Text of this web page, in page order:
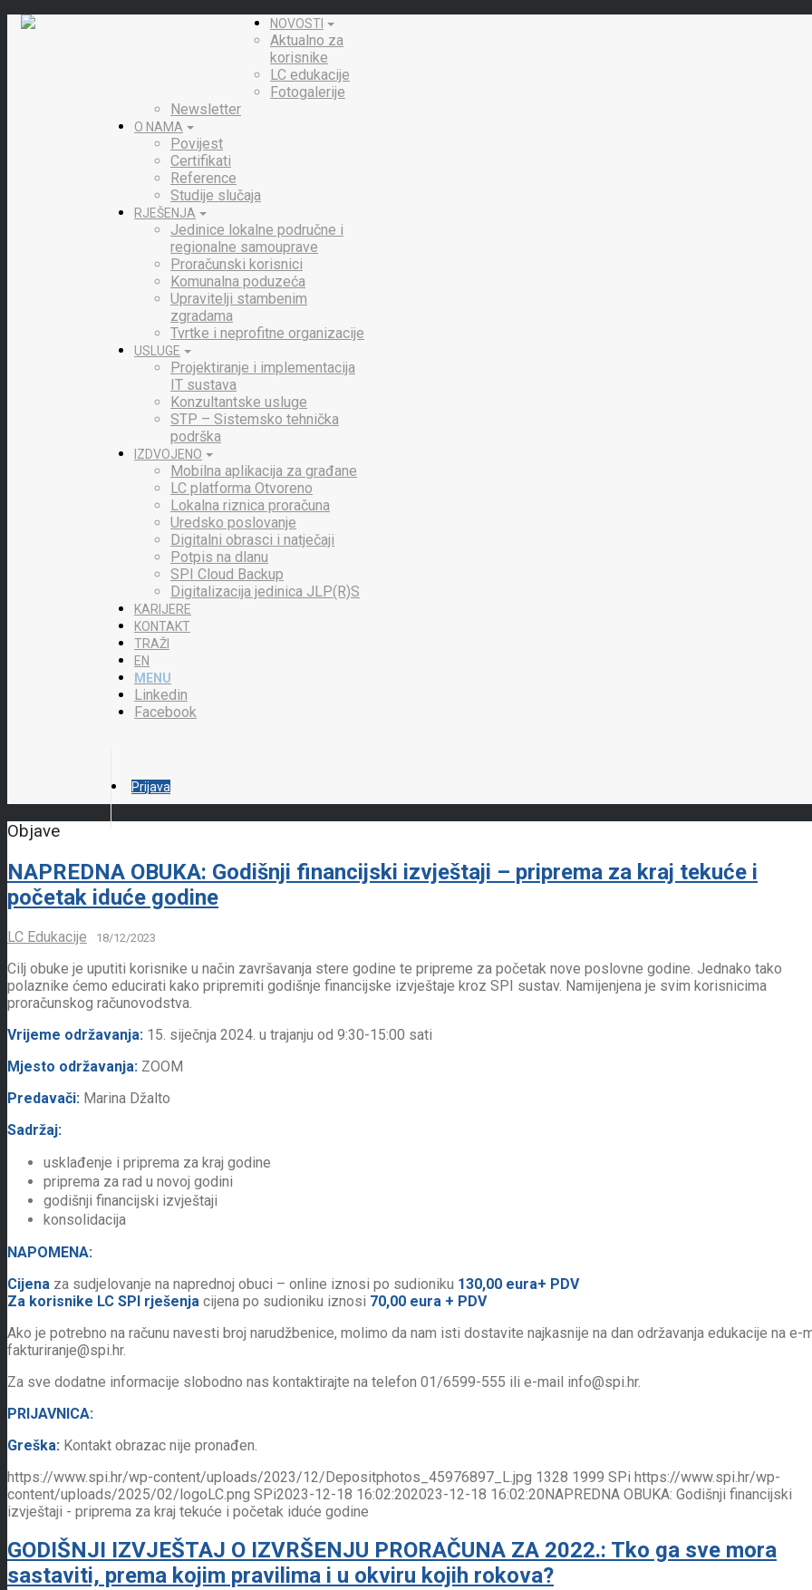
NOVOSTI
Aktualno za
korisnike
LC edukacije
Fotogalerije
Newsletter
O NAMA
Povijest
Certifikati
Reference
Studije slučaja
RJEŠENJA
Jedinice lokalne područne i
regionalne samouprave
Proračunski korisnici
Komunalna poduzeća
Upravitelji stambenim
zgradama
Tvrtke i neprofitne organizacije
USLUGE
Projektiranje i implementacija
IT sustava
Konzultantske usluge
STP – Sistemsko tehnička
podrška
IZDVOJENO
Mobilna aplikacija za građane
LC platforma Otvoreno
Lokalna riznica proračuna
Uredsko poslovanje
Digitalni obrasci i natječaji
Potpis na dlanu
SPI Cloud Backup
Digitalizacija jedinica JLP(R)S
KARIJERE
KONTAKT
TRAŽI
EN
MENU
Linkedin
Facebook
Prijava
Objave
NAPREDNA OBUKA: Godišnji financijski izvještaji – priprema za kraj tekuće i
početak iduće godine
LC Edukacije 18/12/2023
Cilj obuke je uputiti korisnike u način završavanja stere godine te pripreme za početak nove poslovne godine. Jednako tako
polaznike ćemo educirati kako pripremiti godišnje financijske izvještaje kroz SPI sustav. Namijenjena je svim korisnicima
proračunskog računovodstva.
Vrijeme održavanja: 15. siječnja 2024. u trajanju od 9:30-15:00 sati
Mjesto održavanja: ZOOM
Predavači: Marina Džalto
Sadržaj:
usklađenje i priprema za kraj godine
priprema za rad u novoj godini
godišnji financijski izvještaji
konsolidacija
NAPOMENA:
Cijena za sudjelovanje na naprednoj obuci – online iznosi po sudioniku 130,00 eura+ PDV
Za korisnike LC SPI rješenja cijena po sudioniku iznosi 70,00 eura + PDV
Ako je potrebno na računu navesti broj narudžbenice, molimo da nam isti dostavite najkasnije na dan održavanja edukacije na e-
fakturiranje@spi.hr.
Za sve dodatne informacije slobodno nas kontaktirajte na telefon 01/6599-555 ili e-mail info@spi.hr.
PRIJAVNICA:
Greška: Kontakt obrazac nije pronađen.
https://www.spi.hr/wp-content/uploads/2023/12/Depositphotos_45976897_L.jpg 1328 1999 SPi https://www.spi.hr/wp-
content/uploads/2025/02/logoLC.png SPi2023-12-18 16:02:202023-12-18 16:02:20NAPREDNA OBUKA: Godišnji financijski
izvještaji - priprema za kraj tekuće i početak iduće godine
GODIŠNJI IZVJEŠTAJ O IZVRŠENJU PRORAČUNA ZA 2022.: Tko ga sve mora
sastaviti, prema kojim pravilima i u okviru kojih rokova?